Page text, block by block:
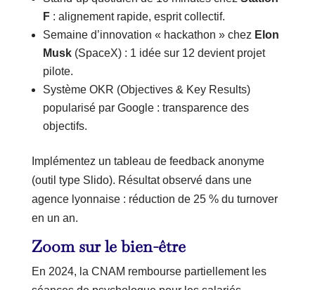
F: alignement rapide, esprit collectif.
Semaine d’innovation « hackathon » chez Elon
Musk(SpaceX) : 1 idée sur 12 devient projet
pilote.
Système OKR (Objectives & Key Results)
popularisé par Google : transparence des
objectifs.
Implémentez un tableau de feedback anonyme
(outil type Slido). Résultat observé dans une
agence lyonnaise : réduction de 25 % du turnover
en un an.
Zoom sur le bien-être
En 2024, la CNAM rembourse partiellement les